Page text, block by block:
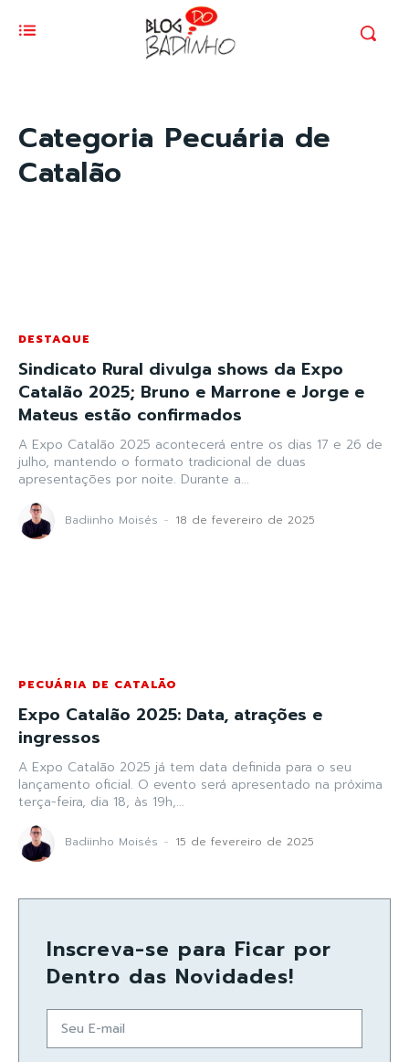
Categoria Pecuária de
Catalão
DESTAQUE
Sindicato Rural divulga shows da Expo
Catalão 2025; Bruno e Marrone e Jorge e
Mateus estão confirmados
A Expo Catalão 2025 acontecerá entre os dias 17 e 26 de
julho, mantendo o formato tradicional de duas
apresentações por noite. Durante a...
Badiinho Moisés - 18 de fevereiro de 2025
PECUÁRIA DE CATALÃO
Expo Catalão 2025: Data, atrações e
ingressos
A Expo Catalão 2025 já tem data definida para o seu
lançamento oficial. O evento será apresentado na próxima
terça-feira, dia 18, às 19h,...
Badiinho Moisés - 15 de fevereiro de 2025
Inscreva-se para Ficar por
Dentro das Novidades!